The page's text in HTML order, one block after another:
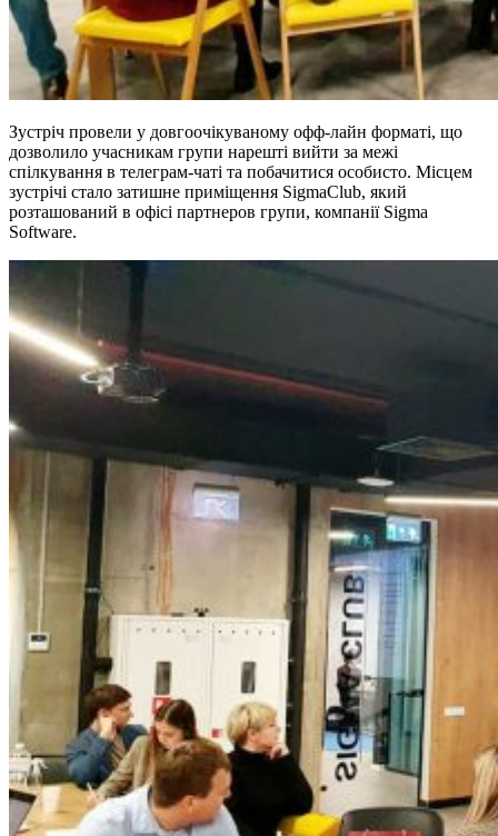
Зустріч провели у довгоочікуваному офф-лайн форматі, що
дозволило учасникам групи нарешті вийти за межі
спілкування в телеграм-чаті та побачитися особисто. Місцем
зустрічі стало затишне приміщення SigmaClub, який
розташований в офісі партнеров групи, компанії Sigma
Software.